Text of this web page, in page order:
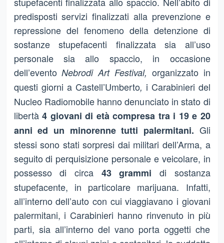
predisposti servizi finalizzati alla prevenzione e
repressione del fenomeno della detenzione di
sostanze stupefacenti finalizzata sia all’uso
personale sia allo spaccio, in occasione
dell’eventoNebrodi Art Festival, organizzato in
questi giorni a Castell’Umberto, i Carabinieri del
Nucleo Radiomobile hanno denunciato in stato di
libertà 4 giovani di età compresa tra i 19 e 20
anni ed un minorenne tutti palermitani. Gli
stessi sono stati sorpresi dai militari dell’Arma, a
seguito di perquisizione personale e veicolare, in
possesso di circa 43 grammi di sostanza
stupefacente, in particolare marijuana. Infatti,
all’interno dell’auto con cui viaggiavano i giovani
palermitani, i Carabinieri hanno rinvenuto in più
parti, sia all’interno del vano porta oggetti che